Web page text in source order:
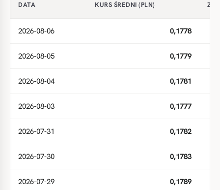
DATA KURS ŚREDNI (PLN)
2026-08-06 0,1778
2026-08-05 0,1779
2026-08-04 0,1781
2026-08-03 0,1777
2026-07-31 0,1782
2026-07-30 0,1783
2026-07-29 0,1789